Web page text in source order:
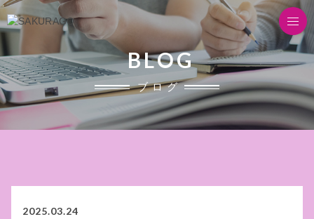
BLOG
ブログ
2025.03.24